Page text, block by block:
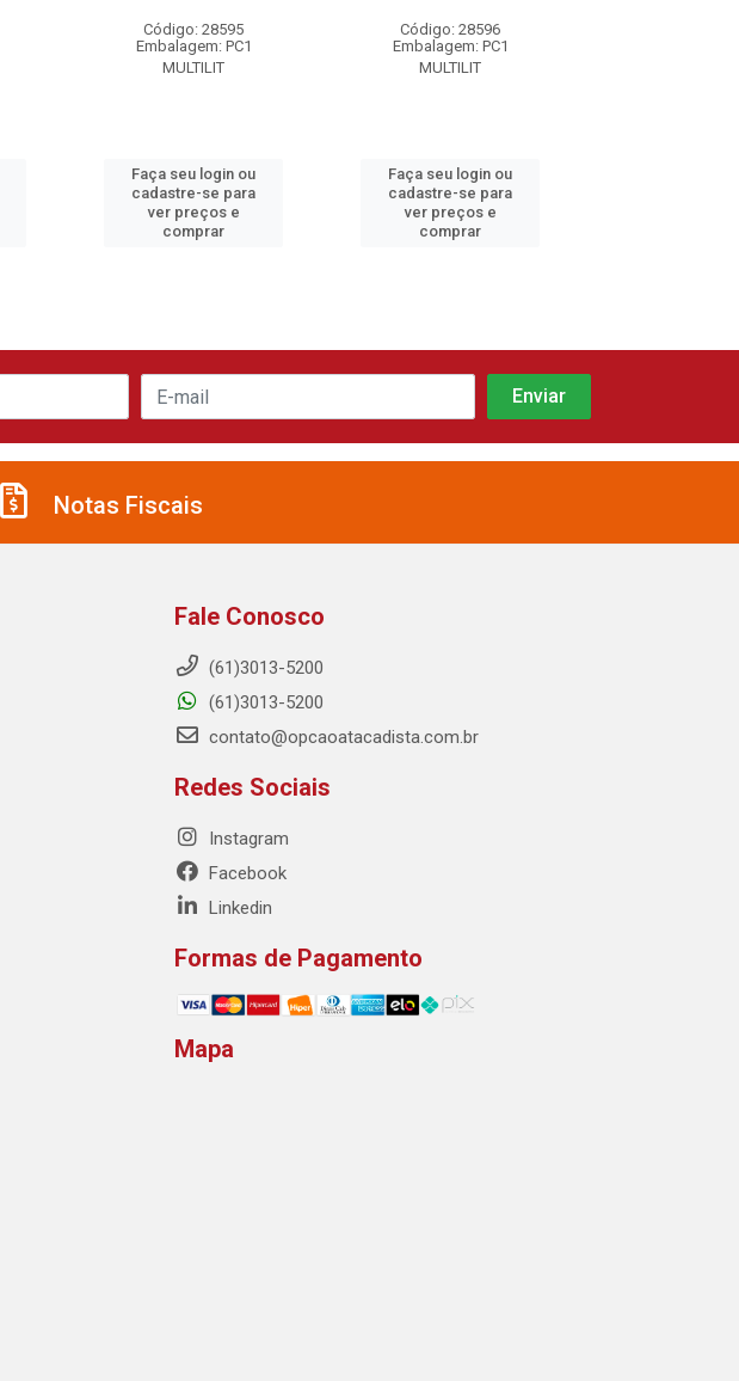
Código: 28595
Embalagem: PC1
MULTILIT
Faça seu login ou
cadastre-se para
ver preços e
comprar
Código: 28596
Embalagem: PC1
MULTILIT
Faça seu login ou
cadastre-se para
ver preços e
comprar
Notas Fiscais
Fale Conosco
(61)3013-5200
(61)3013-5200
contato@opcaoatacadista.com.br
Redes Sociais
Instagram
Facebook
Linkedin
Formas de Pagamento
Mapa